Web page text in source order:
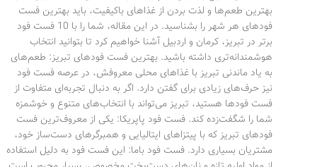
بهترین طعم‌ها و لذت بردن از غذاهای باکیفیت، باید بهترین فست
فودهای هر شهر را بشناسید. در این مقاله، شما را با 10 فست فود
برتر در تبریز، کرمان و اردبیل آشنا خواهیم کرد تا بتوانید انتخاب
هوشمندانه‌تری داشته باشید. بهترین فست فودهای تبریز: طعم‌های
به یاد ماندنی تبریز با غذاهای محلی معروفش، در عرصه فست فود
نیز حرف‌های زیادی برای گفتن دارد. اگر به دنبال تجربه‌ای متفاوت از
فست فودها هستید، تبریز می‌تواند با انتخاب‌های متنوع و خوشمزه
شما را شگفت‌زده کند. فست فود پاپریکا: یکی از معروف‌ترین فست
فودهای تبریز که با پیتزاهای ایتالیایی و همبرگرهای دست‌ساز خود،
مشتریان بسیاری دارد. فست فود باما: این فست فود به دلیل استفاده